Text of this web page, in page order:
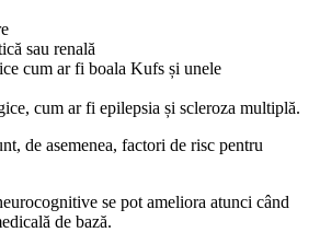
sau renală
cum ar fi boala Kufs și unele
cum ar fi epilepsia și scleroza multiplă.
de asemenea, factori de risc pentru
se pot ameliora atunci când
de bază.